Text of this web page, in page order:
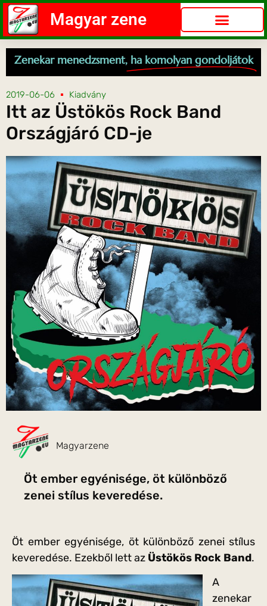
Magyar zene
Zenekar menedzsment, ha komolyan gondoljátok
2019-06-06 Kiadvány
Itt az Üstökös Rock Band
Országjáró CD-je
Magyarzene
Öt ember egyénisége, öt különböző
zenei stílus keveredése.
Öt ember egyénisége, öt különböző zenei stílus
keveredése. Ezekből lett az Üstökös Rock Band.
A
zenekar